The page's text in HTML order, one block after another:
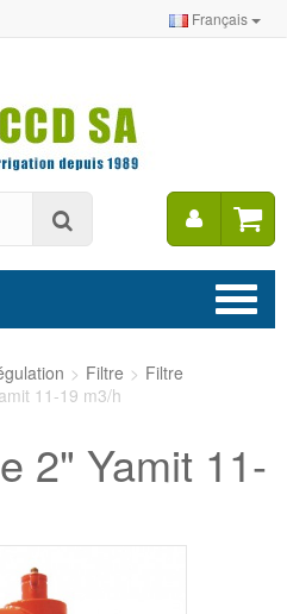
Français
Mon
> Filtre > Filtre
11-19 m3/h
2" Yamit 11-